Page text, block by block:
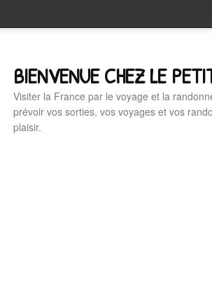
BIENVENUE CHEZ LE
Visiter la France par le voyage et la
prévoir vos sorties, vos voyages et vos
plaisir.